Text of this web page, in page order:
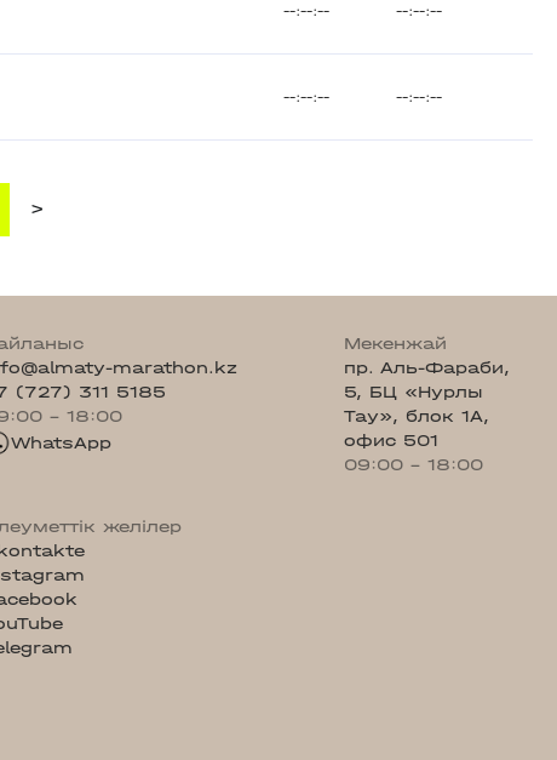
--:--:-- --:--:--
--:--:-- --:--:--
>
marathon.kz
(727) 311 5185
- 18:00
WhatsApp
Мекенжай
пр. Аль-Фараби,
5, БЦ «Нурлы
Тау», блок 1А,
офис 501
09:00 - 18:00
желілер